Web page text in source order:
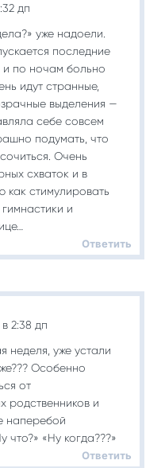
дп
уже надоели.
последние
и по ночам больно
идут странные,
выделения —
себе совсем
подумать, что
Очень
схваток и в
стимулировать
и
Ответить
в 2:38 дп
неделя, уже устали
Особенно
от
родственников и
наперебой
«Ну когда???»
Ответить